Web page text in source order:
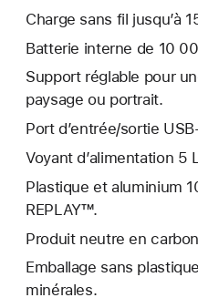
Charge sans fil jusqu’à
Batterie interne de 10
Support réglable pour
paysage ou portrait.
Port d’entrée/sortie
Voyant d’alimentation 5
Plastique et aluminium
REPLAY™.
Produit neutre en
Emballage sans
minérales.